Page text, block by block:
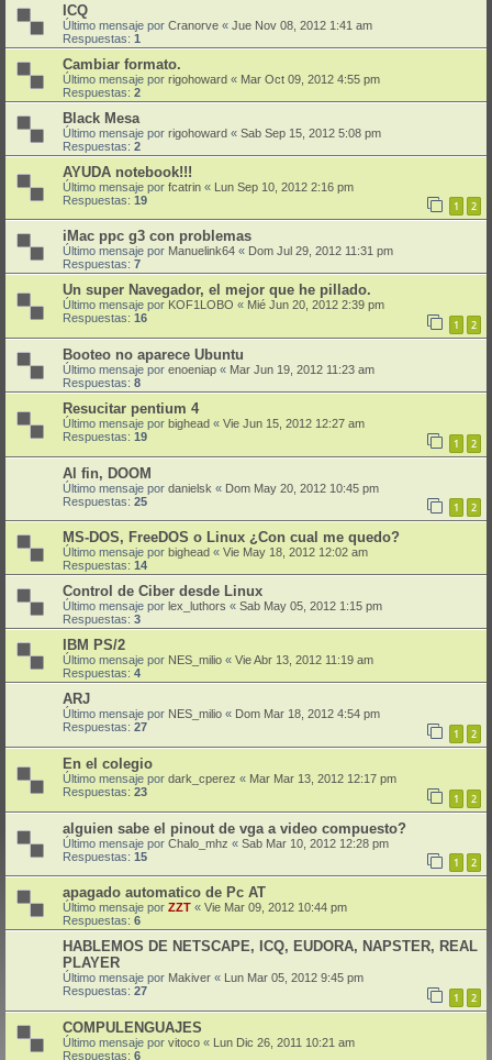
ICQ
Último mensaje por Cranorve « Jue Nov 08, 2012 1:41 am
Respuestas: 1
Cambiar formato.
Último mensaje por rigohoward « Mar Oct 09, 2012 4:55 pm
Respuestas: 2
Black Mesa
Último mensaje por rigohoward « Sab Sep 15, 2012 5:08 pm
Respuestas: 2
AYUDA notebook!!!
Último mensaje por fcatrin « Lun Sep 10, 2012 2:16 pm
Respuestas: 19 1 2
iMac ppc g3 con problemas
Último mensaje por Manuelink64 « Dom Jul 29, 2012 11:31 pm
Respuestas: 7
Un super Navegador, el mejor que he pillado.
Último mensaje por KOF1LOBO « Mié Jun 20, 2012 2:39 pm
Respuestas: 16 1 2
Booteo no aparece Ubuntu
Último mensaje por enoeniap « Mar Jun 19, 2012 11:23 am
Respuestas: 8
Resucitar pentium 4
Último mensaje por bighead « Vie Jun 15, 2012 12:27 am
Respuestas: 19 1 2
Al fin, DOOM
Último mensaje por danielsk « Dom May 20, 2012 10:45 pm
Respuestas: 25 1 2
MS-DOS, FreeDOS o Linux ¿Con cual me quedo?
Último mensaje por bighead « Vie May 18, 2012 12:02 am
Respuestas: 14
Control de Ciber desde Linux
Último mensaje por lex_luthors « Sab May 05, 2012 1:15 pm
Respuestas: 3
IBM PS/2
Último mensaje por NES_milio « Vie Abr 13, 2012 11:19 am
Respuestas: 4
ARJ
Último mensaje por NES_milio « Dom Mar 18, 2012 4:54 pm
Respuestas: 27 1 2
En el colegio
Último mensaje por dark_cperez « Mar Mar 13, 2012 12:17 pm
Respuestas: 23 1 2
alguien sabe el pinout de vga a video compuesto?
Último mensaje por Chalo_mhz « Sab Mar 10, 2012 12:28 pm
Respuestas: 15 1 2
apagado automatico de Pc AT
Último mensaje por ZZT « Vie Mar 09, 2012 10:44 pm
Respuestas: 6
HABLEMOS DE NETSCAPE, ICQ, EUDORA, NAPSTER, REAL
PLAYER
Último mensaje por Makiver « Lun Mar 05, 2012 9:45 pm
Respuestas: 27 1 2
COMPULENGUAJES
Último mensaje por vitoco « Lun Dic 26, 2011 10:21 am
Respuestas: 6